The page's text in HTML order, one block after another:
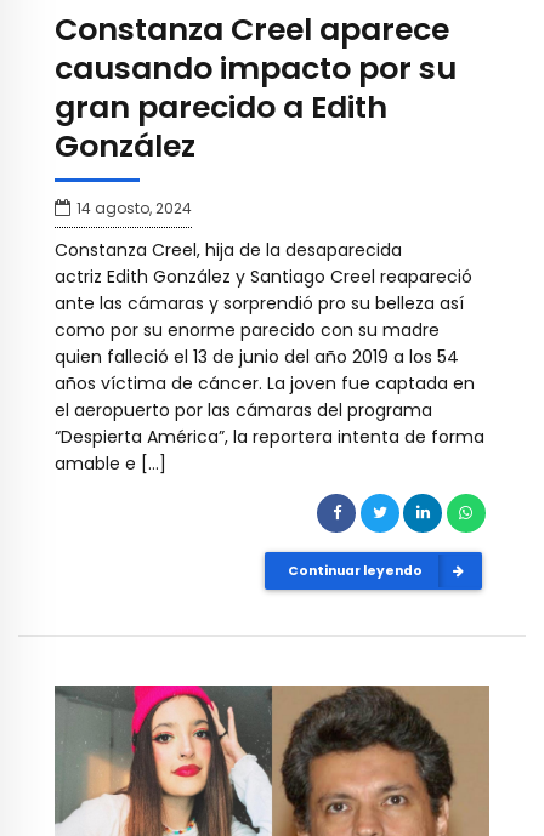
Constanza Creel aparece
causando impacto por su
gran parecido a Edith
González
14 agosto, 2024
Constanza Creel, hija de la desaparecida
actriz Edith González y Santiago Creel reapareció
ante las cámaras y sorprendió pro su belleza así
como por su enorme parecido con su madre
quien falleció el 13 de junio del año 2019 a los 54
años víctima de cáncer. La joven fue captada en
el aeropuerto por las cámaras del programa
“Despierta América”, la reportera intenta de forma
amable e […]
Continuar leyendo